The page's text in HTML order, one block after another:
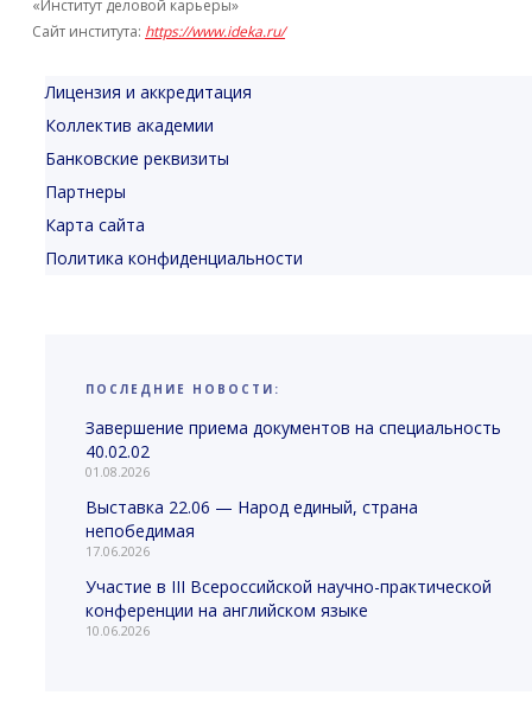
«Институт деловой карьеры»
Сайт института: https://www.ideka.ru/
Лицензия и аккредитация
Коллектив академии
Банковские реквизиты
Партнеры
Карта сайта
Политика конфиденциальности
ПОСЛЕДНИЕ НОВОСТИ:
Завершение приема документов на специальность
40.02.02
01.08.2026
Выставка 22.06 — Народ единый, страна
непобедимая
17.06.2026
Участие в III Всероссийской научно-практической
конференции на английском языке
10.06.2026